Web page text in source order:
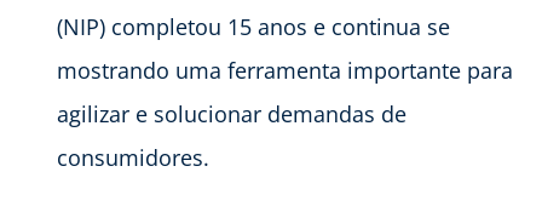
(NIP) completou 15 anos e continua se
mostrando uma ferramenta importante para
agilizar e solucionar demandas de
consumidores.